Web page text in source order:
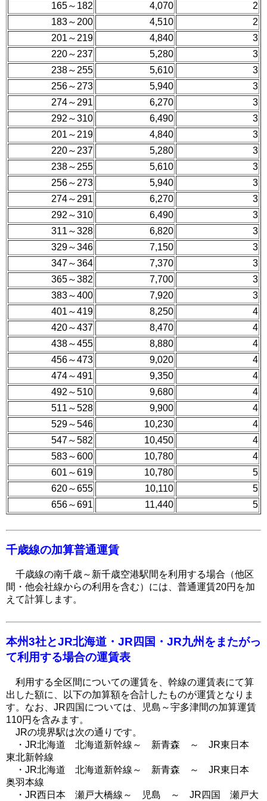
165～182
4,070
2
183～200
4,510
2
201～219
4,840
3
220～237
5,280
3
238～255
5,610
3
256～273
5,940
3
274～291
6,270
3
292～310
6,490
3
201～219
4,840
3
220～237
5,280
3
238～255
5,610
3
256～273
5,940
3
274～291
6,270
3
292～310
6,490
3
311～328
6,820
3
329～346
7,150
3
347～364
7,370
3
365～382
7,700
3
383～400
7,920
3
401～419
8,250
4
420～437
8,470
4
438～455
8,880
4
456～473
9,020
4
474～491
9,350
4
492～510
9,680
4
511～528
9,900
4
529～546
10,230
4
547～582
10,450
4
583～600
10,780
4
601～619
10,780
5
620～655
10,110
5
656～691
11,440 5
千歳線の加算普通運賃
千歳線の南千歳～新千歳空港駅間を利用する場合（他区
間・他会社線からの利用を含む）には、普通運賃20円を加
えて計算します。
本州3社とJR北海道・JR四国・JR九州をまたがっ
て利用する場合の運賃表
利用する全区間についての運賃を、幹線の運賃表にて算
出した額に、以下の加算額を合計したものが運賃となりま
す。なお、JR四国については、児島～宇多津間の加算運賃
110円を含みます。
JRの境界駅は次の通りです。
・JR北海道 北海道新幹線～ 新青森 ～ JR東日本
東北新幹線
・JR北海道 北海道新幹線～ 新青森 ～ JR東日本
奥羽本線
・JR西日本 瀬戸大橋線～ 児島 ～ JR四国 瀬戸大